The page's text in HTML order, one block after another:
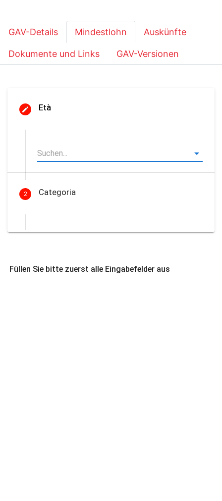
GAV-Details Mindestlohn Auskünfte
Dokumente und Links GAV-Versionen
Età
2 Categoria
Füllen Sie bitte zuerst alle Eingabefelder aus